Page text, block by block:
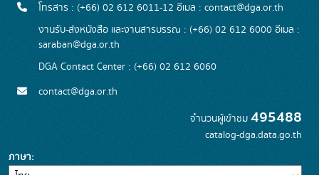
โทรสาร : (+66) 02 612 6011-12 อีเมล : contact@dga.or.th
งานรับ-ส่งหนังสือ และงานสารบรรณ : (+66) 02 612 6000 อีเมล :
saraban@dga.or.th
DGA Contact Center : (+66) 02 612 6060
contact@dga.or.th
จำนวนผู้เข้าชม 495488
catalog-dga.data.go.th
ภาษา